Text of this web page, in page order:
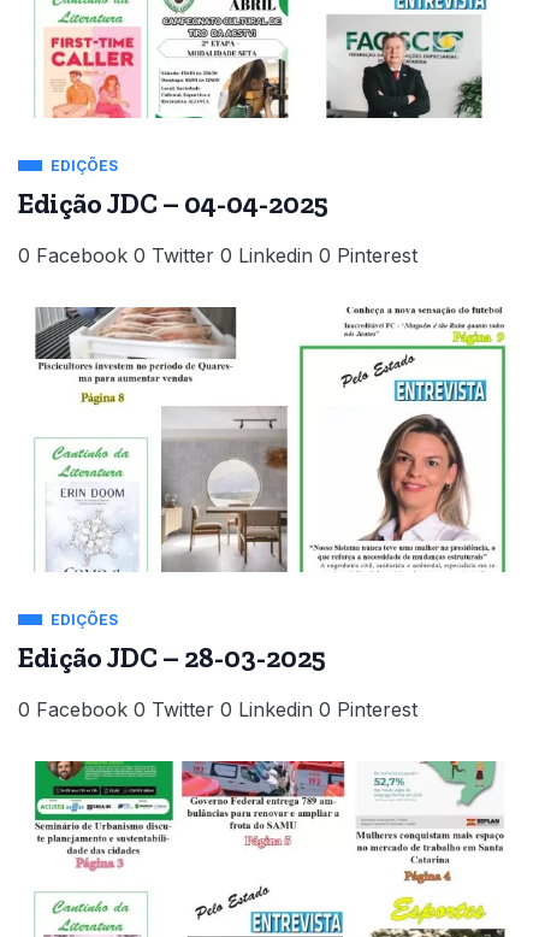
EDIÇÕES
Edição JDC – 04-04-2025
0 Facebook 0 Twitter 0 Linkedin 0 Pinterest
EDIÇÕES
Edição JDC – 28-03-2025
0 Facebook 0 Twitter 0 Linkedin 0 Pinterest